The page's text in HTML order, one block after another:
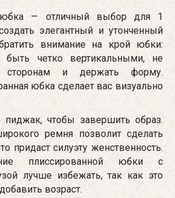
юбка — отличный выбор для 1
элегантный и утонченный
внимание на крой юбки:
четко вертикальными, не
сторонам и держать форму.
юбка сделает вас визуально
чтобы завершить образ.
ремня позволит сделать
придаст силуэту женственность.
плиссированной юбки с
лучше избежать, так как это
возраст.